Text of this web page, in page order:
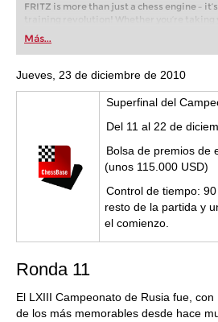
FRITZ is more than just a chess engine –
training revolution! Whether you’re taking
first steps into the world of club chess, or
playing at a tournament level: with FRITZ,
train more efficiently, intelligently and
more personalised approach than ever
Más...
Jueves, 23 de diciembre de 2010
Superfinal del
Del 11 al 22 de
Bolsa de premios de
(unos 115.000 USD)
Control de tiempo:
resto de la partida y
el comienzo.
Ronda 11
El LXIII Campeonato de Rusia fue,
de los más memorables desde hace